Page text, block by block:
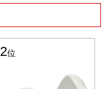
2位